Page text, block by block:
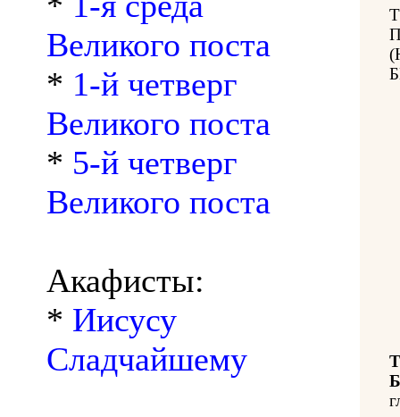
Великого поста
* 1-й четверг
Великого поста
* 5-й четверг
Великого поста
Акафисты:
* Иисусу
Сладчайшему